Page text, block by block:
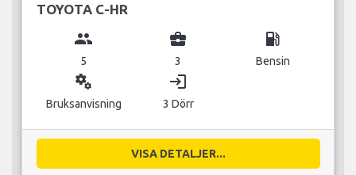
TOYOTA C-HR
group
5
business_center
3
local_gas_station
Bensin
miscellaneous_services
Bruksanvisning
login
3 Dörr
VISA DETALJER...